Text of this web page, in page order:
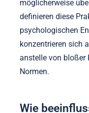
in Frage, indem sie
über starre
persönliche
im Gegensatz zu
Protokollen
verbessert die Bio-